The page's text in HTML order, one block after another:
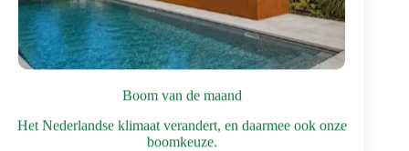
Boom van de maand
Het Nederlandse klimaat verandert, en daarmee ook onze
boomkeuze.
Wanneer kan ik Lunterse Pippeling
oogsten?
De appels van de Lunterse Pippeling zijn vaak in oktober rijp
doorgaans twee tot vier maanden bewaren, op een koele,
donkere plek. Zorg daarbij voor enige ventilatie.